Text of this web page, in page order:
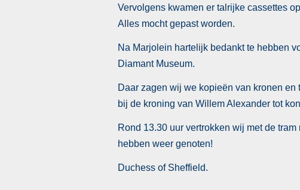
Vervolgens kwamen er talrijke cassettes
Alles mocht gepast worden.
Na Marjolein hartelijk bedankt te hebben
Diamant Museum.
Daar zagen wij we kopieën van kronen en
bij de kroning van Willem Alexander tot
Rond 13.30 uur vertrokken wij met de
hebben weer genoten!
Duchess of Sheffield.